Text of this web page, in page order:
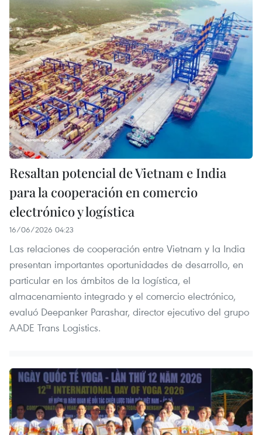
Resaltan potencial de Vietnam e India
para la cooperación en comercio
electrónico y logística
16/06/2026 04:23
Las relaciones de cooperación entre Vietnam y la India
presentan importantes oportunidades de desarrollo, en
particular en los ámbitos de la logística, el
almacenamiento integrado y el comercio electrónico,
evaluó Deepanker Parashar, director ejecutivo del grupo
AADE Trans Logistics.